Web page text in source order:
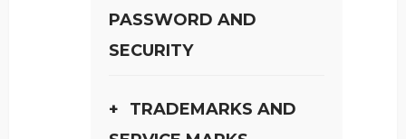
PASSWORD AND
SECURITY
TRADEMARKS AND